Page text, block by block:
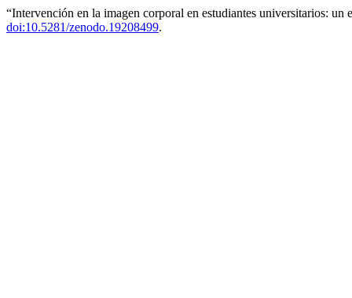
“Intervención en la imagen corporal en estudiantes universitarios:
doi:10.5281/zenodo.19208499.